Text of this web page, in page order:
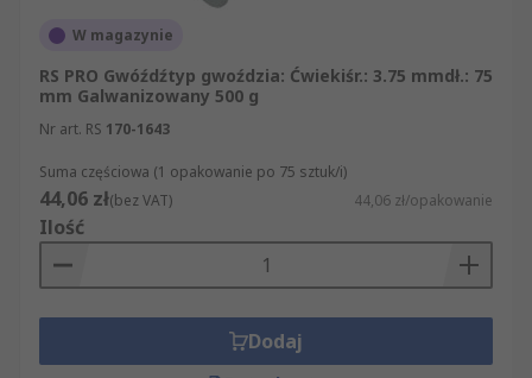
W magazynie
RS PRO Gwóźdźtyp gwoździa: Ćwiekiśr.: 3.75 mmdł.: 75
mm Galwanizowany 500 g
Nr art. RS 170-1643
Suma częściowa (1 opakowanie po 75 sztuk/i)
44,06 zł(bez VAT) 44,06 zł/opakowanie
Ilość
Dodaj